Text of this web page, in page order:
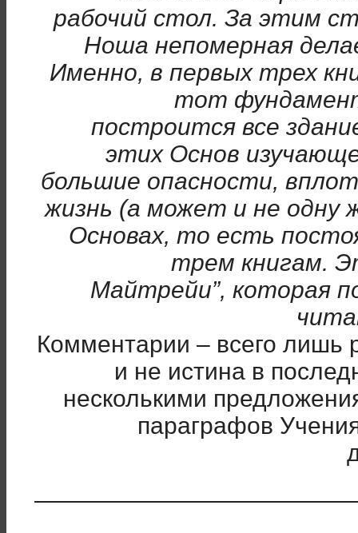
рабочий стол. За этим
Ноша непомерная
Именно, в первых трех
тот
построится все
этих Основ
большие опасности,
жизнь (а может и не одну
Основах, то есть
трем книгам.
Майтрейи”, которая
Комментарии – всего
и не истина в
несколькими
параграфов